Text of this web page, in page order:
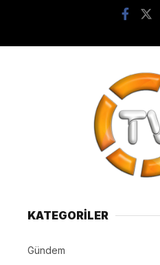
KATEGORİLER
Gündem